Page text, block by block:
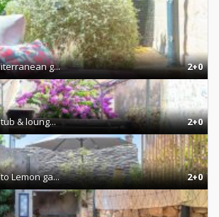
g... 2+0
& loung... 2+0
Lemon ga... 2+0